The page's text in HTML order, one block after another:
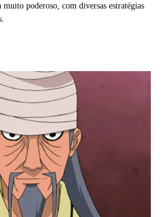
poderoso, com diversas estratégias